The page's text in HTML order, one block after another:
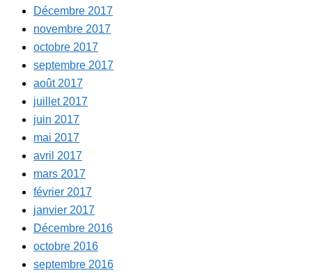
Décembre 2017
novembre 2017
octobre 2017
septembre 2017
août 2017
juillet 2017
juin 2017
mai 2017
avril 2017
mars 2017
février 2017
janvier 2017
Décembre 2016
octobre 2016
septembre 2016